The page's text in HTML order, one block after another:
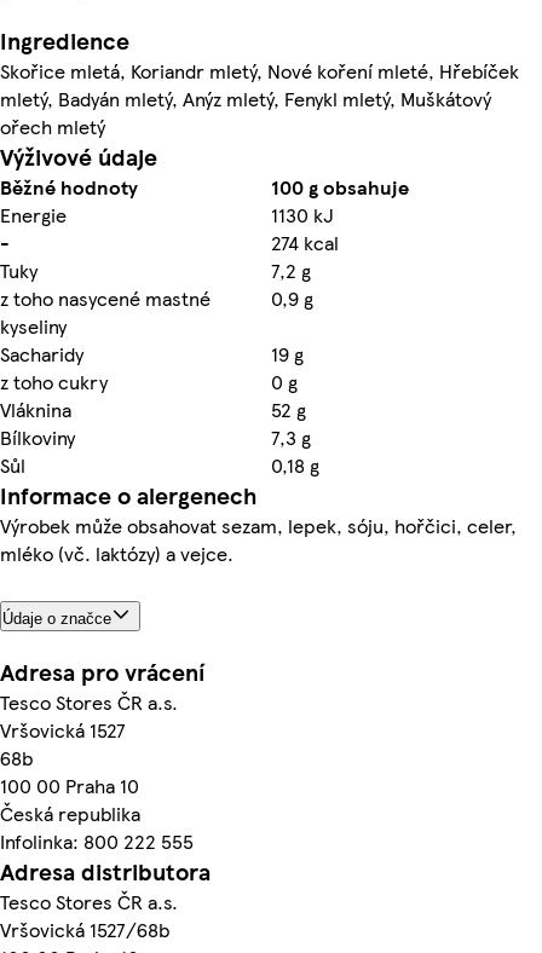
Ingredience
Skořice mletá, Koriandr mletý, Nové koření mleté, Hřebíček
mletý, Badyán mletý, Anýz mletý, Fenykl mletý, Muškátový
ořech mletý
Výživové údaje
Běžné hodnoty
100 g obsahuje
Energie
1130 kJ
-
274 kcal
Tuky
7,2 g
z toho nasycené mastné
kyseliny
0,9 g
Sacharidy
19 g
z toho cukry
0 g
Vláknina
52 g
Bílkoviny
7,3 g
Sůl
0,18 g
Informace o alergenech
Výrobek může obsahovat sezam, lepek, sóju, hořčici, celer,
mléko (vč. laktózy) a vejce.
Údaje o značce
Adresa pro vrácení
Tesco Stores ČR a.s.
Vršovická 1527
68b
100 00 Praha 10
Česká republika
Infolinka: 800 222 555
Adresa distributora
Tesco Stores ČR a.s.
Vršovická 1527/68b